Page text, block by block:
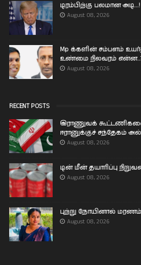
டிரம்பிற்கு பலமான அடி...!
August 08, 2026
Mp க்களின் சம்பளம்
உண்மை நிலவரம்
August 08, 2026
RECENT POSTS
இராணுவக்
ஈரானுக்குச் சந்தேகம்
August 08, 2026
டின் மீன் தயாரிப்பு
August 08, 2026
புற்று நோயினால் மரணம்
August 08, 2026